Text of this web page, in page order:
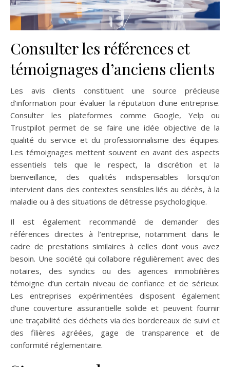
Consulter les références et
témoignages d’anciens clients
Les avis clients constituent une source précieuse
d’information pour évaluer la réputation d’une entreprise.
Consulter les plateformes comme Google, Yelp ou
Trustpilot permet de se faire une idée objective de la
qualité du service et du professionnalisme des équipes.
Les témoignages mettent souvent en avant des aspects
essentiels tels que le respect, la discrétion et la
bienveillance, des qualités indispensables lorsqu’on
intervient dans des contextes sensibles liés au décès, à la
maladie ou à des situations de détresse psychologique.
Il est également recommandé de demander des
références directes à l’entreprise, notamment dans le
cadre de prestations similaires à celles dont vous avez
besoin. Une société qui collabore régulièrement avec des
notaires, des syndics ou des agences immobilières
témoigne d’un certain niveau de confiance et de sérieux.
Les entreprises expérimentées disposent également
d’une couverture assurantielle solide et peuvent fournir
une traçabilité des déchets via des bordereaux de suivi et
des filières agréées, gage de transparence et de
conformité réglementaire.